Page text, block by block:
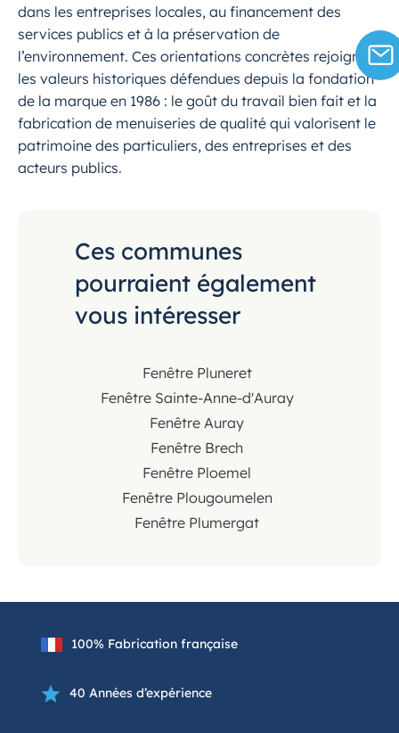
dans les entreprises locales, au financement des
services publics et à la préservation de
l’environnement. Ces orientations concrètes rejoignent
les valeurs historiques défendues depuis la fondation
de la marque en 1986 : le goût du travail bien fait et la
fabrication de menuiseries de qualité qui valorisent le
patrimoine des particuliers, des entreprises et des
acteurs publics.
Ces communes
pourraient également
vous intéresser
Fenêtre Pluneret
Fenêtre Sainte-Anne-d'Auray
Fenêtre Auray
Fenêtre Brech
Fenêtre Ploemel
Fenêtre Plougoumelen
Fenêtre Plumergat
100% Fabrication française
40 Années d’expérience